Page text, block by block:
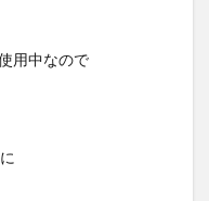
用中なので